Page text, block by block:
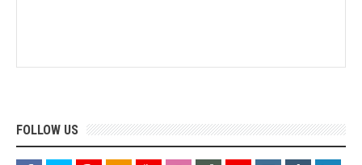
FOLLOW US